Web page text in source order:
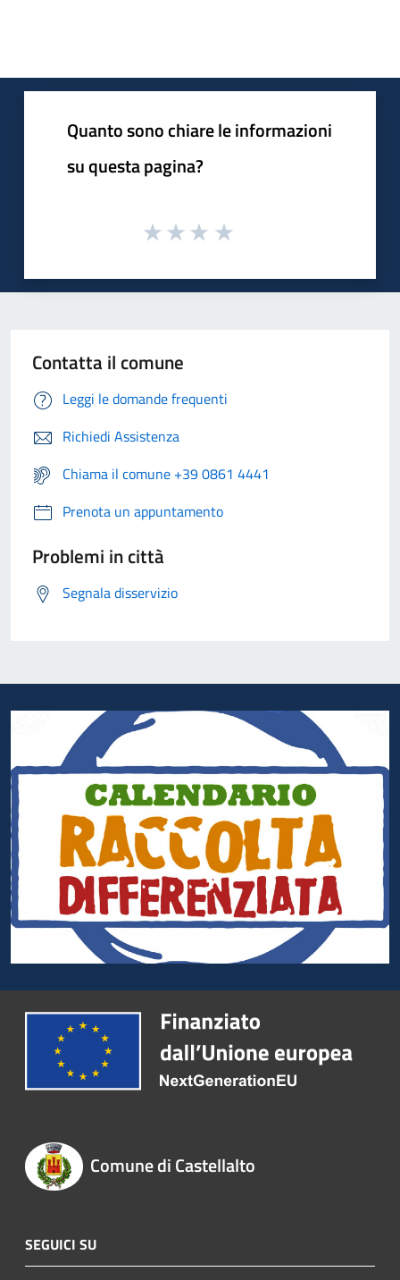
Quanto sono chiare le informazioni
su questa pagina?
Contatta il comune
Leggi le domande frequenti
Richiedi Assistenza
Chiama il comune +39 0861 4441
Prenota un appuntamento
Problemi in città
Segnala disservizio
Comune di Castellalto
SEGUICI SU